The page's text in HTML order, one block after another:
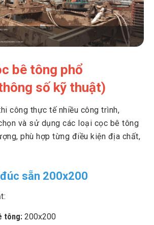
bê tông phổ
số kỹ thuật)
công thực tế nhiều công trình,
và sử dụng các loại cọc bê tông
phù hợp từng điều kiện địa chất,
sẵn 200x200
tông: 200x200